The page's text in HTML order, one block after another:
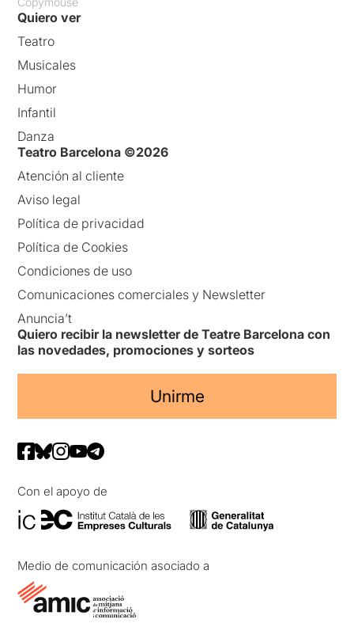
Quiero ver
Teatro
Musicales
Humor
Infantil
Danza
Teatro Barcelona ©2026
Atención al cliente
Aviso legal
Política de privacidad
Política de Cookies
Condiciones de uso
Comunicaciones comerciales y Newsletter
Anuncia’t
Quiero recibir la newsletter de Teatre Barcelona con
las novedades, promociones y sorteos
Unirme
Con el apoyo de
Medio de comunicación asociado a